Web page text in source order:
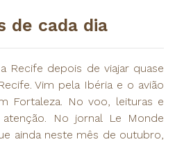
de cada dia
Recife depois de viajar quase
Vim pela Ibéria e o avião
Fortaleza. No voo, leituras e
No jornal Le Monde
ainda neste mês de outubro,